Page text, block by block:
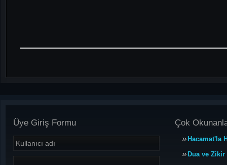
Üye Giriş Formu Çok
Hacamat'la
Dua ve